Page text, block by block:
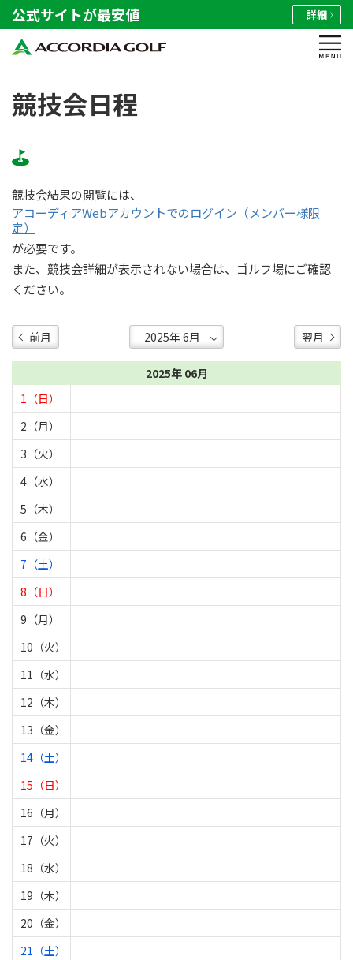
公式サイトが最安値 詳細
競技会日程
競技会結果の閲覧には、
アコーディアWebアカウントでのログイン（メンバー様限
定）
が必要です。
また、競技会詳細が表示されない場合は、ゴルフ場にご確認
ください。
前月 翌月
2025年 06月
1（日）
2（月）
3（火）
4（水）
5（木）
6（金）
7（土）
8（日）
9（月）
10（火）
11（水）
12（木）
13（金）
14（土）
15（日）
16（月）
17（火）
18（水）
19（木）
20（金）
21（土）